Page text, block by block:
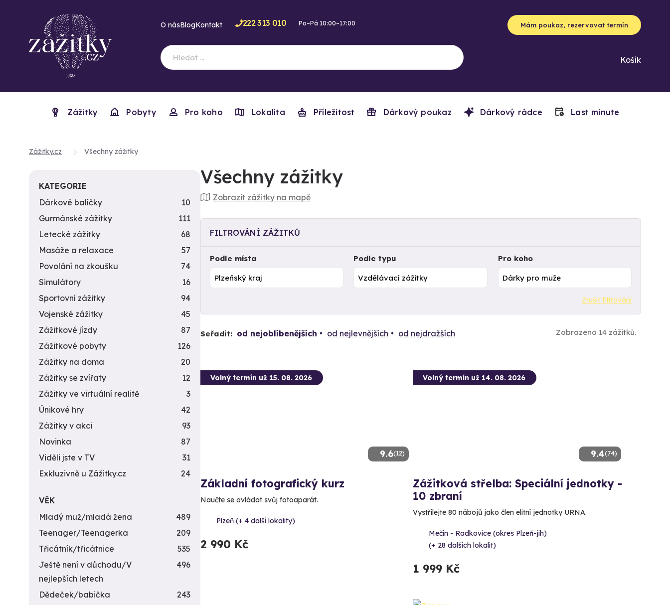
O násBlogKontakt 222 313 010 Po–Pá 10:00–17:00 Mám poukaz, rezervovat termín
Košík
Zážitky Pobyty Pro koho Lokalita Příležitost Dárkový poukaz Dárkový rádce Last minute
Zážitky.cz Všechny zážitky
Všechny zážitky
Zobrazit zážitky na mapě
FILTROVÁNÍ ZÁŽITKŮ
Podle místa Podle typu Pro koho
Zrušit filtrování
Seřadit: od nejoblíbenějších od nejlevnějších od nejdražších Zobrazeno 14 zážitků.
9.6(12)
Volný termín už 15. 08. 2026
Základní fotografický kurz
Naučte se ovládat svůj fotoaparát.
Plzeň (+ 4 další lokality)
2 990 Kč
9.4(74)
Volný termín už 14. 08. 2026
Zážitková střelba: Speciální jednotky -
10 zbraní
Vystřílejte 80 nábojů jako člen elitní jednotky URNA.
Mečín - Radkovice (okres Plzeň-jih)
(+ 28 dalších lokalit)
1 999 Kč
KATEGORIE
Dárkové balíčky
10
Gurmánské zážitky
111
Letecké zážitky
68
Masáže a relaxace
57
Povolání na zkoušku
74
Simulátory
16
Sportovní zážitky
94
Vojenské zážitky
45
Zážitkové jízdy
87
Zážitkové pobyty
126
Zážitky na doma
20
Zážitky se zvířaty
12
Zážitky ve virtuální realitě
3
Únikové hry
42
Zážitky v akci
93
Novinka
87
Viděli jste v TV
31
Exkluzivně u Zážitky.cz
24
VĚK
Mladý muž/mladá žena
489
Teenager/Teenagerka
209
Třicátník/třicátnice
535
Ještě není v důchodu/V
nejlepších letech
496
Dědeček/babička
243